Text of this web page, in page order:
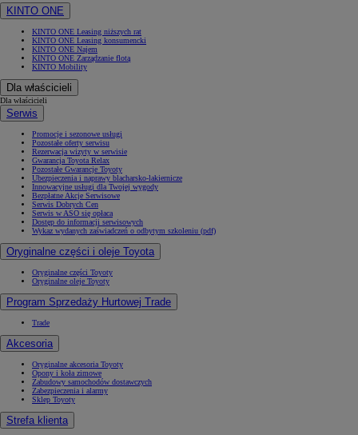
KINTO ONE
KINTO ONE Leasing niższych rat
KINTO ONE Leasing konsumencki
KINTO ONE Najem
KINTO ONE Zarządzanie flotą
KINTO Mobility
Dla właścicieli
Dla właścicieli
Serwis
Promocje i sezonowe usługi
Pozostałe oferty serwisu
Rezerwacja wizyty w serwisie
Gwarancja Toyota Relax
Pozostałe Gwarancje Toyoty
Ubezpieczenia i naprawy blacharsko-lakiernicze
Innowacyjne usługi dla Twojej wygody
Bezpłatne Akcje Serwisowe
Serwis Dobrych Cen
Serwis w ASO się opłaca
Dostęp do informacji serwisowych
Wykaz wydanych zaświadczeń o odbytym szkoleniu (pdf)
Oryginalne części i oleje Toyota
Oryginalne części Toyoty
Oryginalne oleje Toyoty
Program Sprzedaży Hurtowej Trade
Trade
Akcesoria
Oryginalne akcesoria Toyoty
Opony i koła zimowe
Zabudowy samochodów dostawczych
Zabezpieczenia i alarmy
Sklep Toyoty
Strefa klienta